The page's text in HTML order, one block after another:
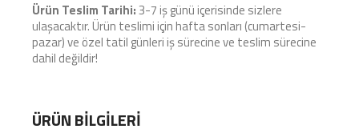
Ürün Teslim Tarihi:3-7 iş günü içerisinde sizlere
ulaşacaktır. Ürün teslimi için hafta sonları (cumartesi-
pazar) ve özel tatil günleri iş sürecine ve teslim sürecine
dahil değildir!
ÜRÜN BILGILERI